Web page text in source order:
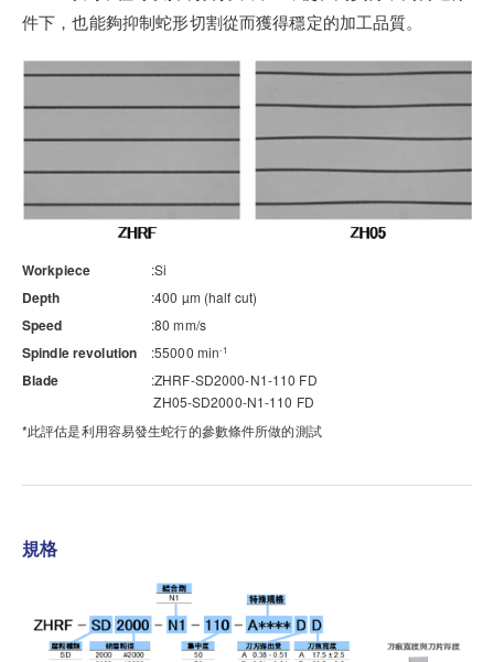
件下，也能夠抑制蛇形切割從而獲得穩定的加工品質。
Workpiece Si
Depth 400 µm (half cut)
Speed 80 mm/s
Spindle revolution 55000 min-1
Blade
ZHRF-SD2000-N1-110 FD
ZH05-SD2000-N1-110 FD
*此評估是利用容易發生蛇行的參數條件所做的測試
規格